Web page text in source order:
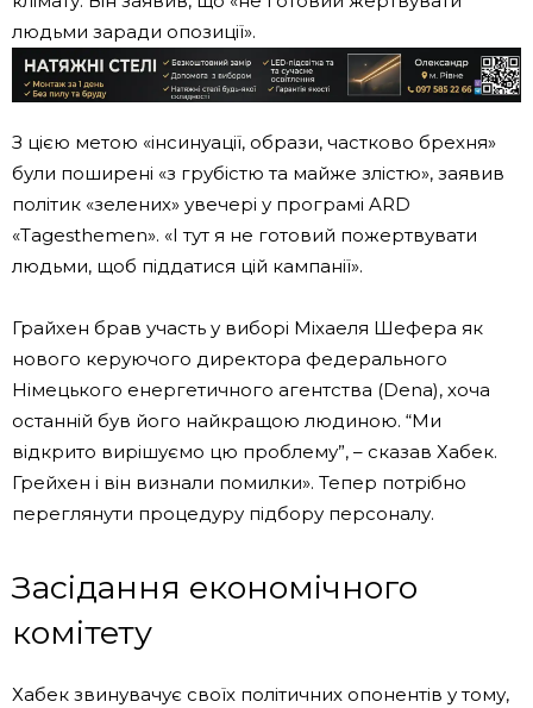
людьми заради опозиції».
З цією метою «інсинуації, образи, частково брехня»
були поширені «з грубістю та майже злістю», заявив
політик «зелених» увечері у програмі ARD
«Tagesthemen». «І тут я не готовий пожертвувати
людьми, щоб піддатися цій кампанії».
Грайхен брав участь у виборі Міхаеля Шефера як
нового керуючого директора федерального
Німецького енергетичного агентства (Dena), хоча
останній був його найкращою людиною. “Ми
відкрито вирішуємо цю проблему”, – сказав Хабек.
Грейхен і він визнали помилки». Тепер потрібно
переглянути процедуру підбору персоналу.
Засідання економічного
комітету
Хабек звинувачує своїх політичних опонентів у тому,